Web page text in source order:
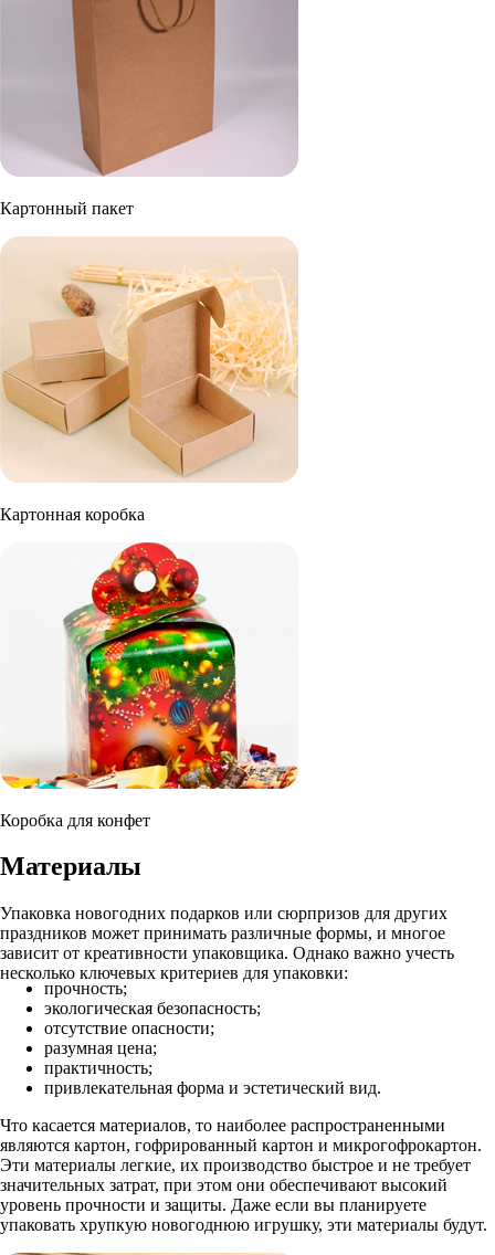
Картонный пакет
Картонная коробка
Коробка для конфет
Материалы
Упаковка новогодних подарков или сюрпризов для других
праздников может принимать различные формы, и многое
зависит от креативности упаковщика. Однако важно учесть
несколько ключевых критериев для упаковки:
прочность;
экологическая безопасность;
отсутствие опасности;
разумная цена;
практичность;
привлекательная форма и эстетический вид.
Что касается материалов, то наиболее распространенными
являются картон, гофрированный картон и микрогофрокартон.
Эти материалы легкие, их производство быстрое и не требует
значительных затрат, при этом они обеспечивают высокий
уровень прочности и защиты. Даже если вы планируете
упаковать хрупкую новогоднюю игрушку, эти материалы будут.